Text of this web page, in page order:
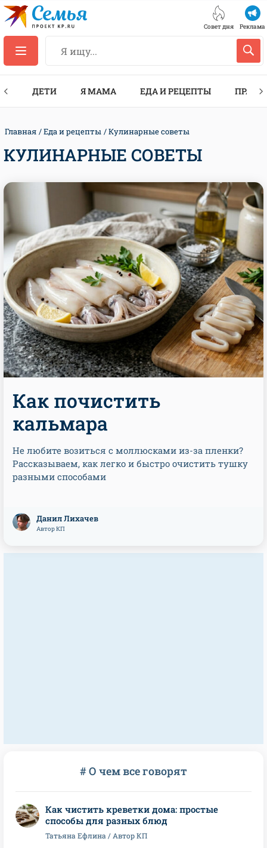
Совет дня Реклама
ДЕТИ Я МАМА ЕДА И РЕЦЕПТЫ
Главная Еда и рецепты Кулинарные советы
КУЛИНАРНЫЕ СОВЕТЫ
Как почистить
кальмара
Не любите возиться с моллюсками из-за пленки?
Рассказываем, как легко и быстро очистить тушку
разными способами
Данил Лихачев
Автор КП
# О чем все говорят
Как чистить креветки дома: простые
способы для разных блюд
Татьяна Ефлина / Автор КП